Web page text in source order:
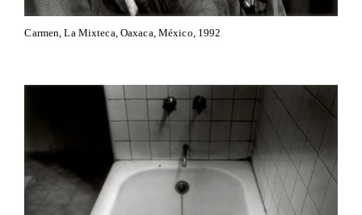
Carmen, La Mixteca, Oaxaca, México, 1992